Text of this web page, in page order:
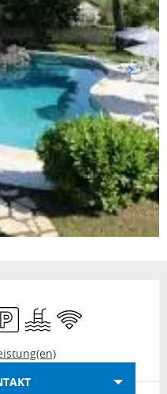
Schwimmbad
Wi-Fi